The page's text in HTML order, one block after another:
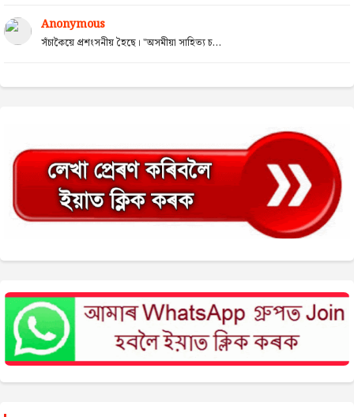
Anonymous
সঁচাকৈয়ে প্ৰশংসনীয় হৈছে। "অসমীয়া সাহিত্য চ...